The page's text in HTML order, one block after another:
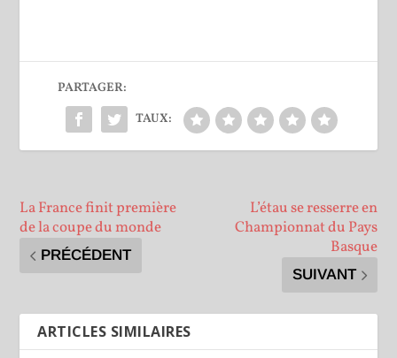
PARTAGER:
TAUX:
La France finit première
de la coupe du monde
PRÉCÉDENT
L’étau se resserre en
Championnat du Pays
Basque
SUIVANT
ARTICLES SIMILAIRES